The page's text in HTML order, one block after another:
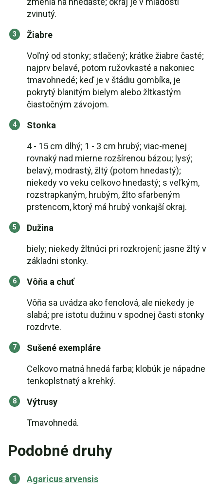
zvinutý.
Žiabre
Voľný od stonky; stlačený; krátke žiabre časté;
najprv belavé, potom ružovkasté a nakoniec
tmavohnedé; keď je v štádiu gombíka, je
pokrytý blanitým bielym alebo žltkastým
čiastočným závojom.
Stonka
4 - 15 cm dlhý; 1 - 3 cm hrubý; viac-menej
rovnaký nad mierne rozšírenou bázou; lysý;
belavý, modrastý, žltý (potom hnedastý);
niekedy vo veku celkovo hnedastý; s veľkým,
rozstrapkaným, hrubým, žlto sfarbeným
prstencom, ktorý má hrubý vonkajší okraj.
Dužina
biely; niekedy žltnúci pri rozkrojení; jasne žltý v
základni stonky.
Vôňa a chuť
Vôňa sa uvádza ako fenolová, ale niekedy je
slabá; pre istotu dužinu v spodnej časti stonky
rozdrvte.
Sušené exempláre
Celkovo matná hnedá farba; klobúk je nápadne
tenkoplstnatý a krehký.
Výtrusy
Tmavohnedá.
Podobné druhy
Agaricus arvensis